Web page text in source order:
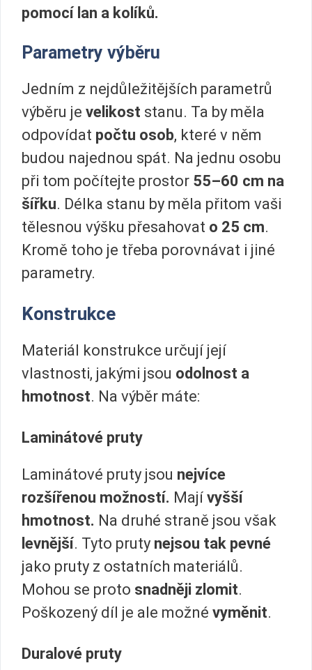
pomocí lan a kolíků.
Parametry výběru
Jedním z nejdůležitějších parametrů
výběru je velikost stanu. Ta by měla
odpovídat počtu osob, které v něm
budou najednou spát. Na jednu osobu
při tom počítejte prostor 55–60 cm na
šířku. Délka stanu by měla přitom vaši
tělesnou výšku přesahovat o 25 cm.
Kromě toho je třeba porovnávat i jiné
parametry.
Konstrukce
Materiál konstrukce určují její
vlastnosti, jakými jsou odolnost a
hmotnost. Na výběr máte:
Laminátové pruty
Laminátové pruty jsou nejvíce
rozšířenou možností. Mají vyšší
hmotnost. Na druhé straně jsou však
levnější. Tyto pruty nejsou tak pevné
jako pruty z ostatních materiálů.
Mohou se proto snadněji zlomit.
Poškozený díl je ale možné vyměnit.
Duralové pruty